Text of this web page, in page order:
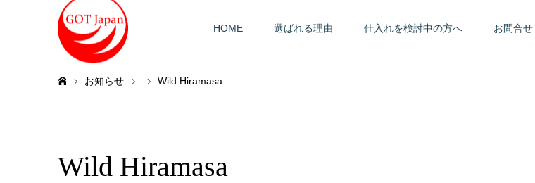
HOME 選ばれる理由 仕入れを検討中の方へ お問合せ
お知らせ Wild Hiramasa
Wild Hiramasa